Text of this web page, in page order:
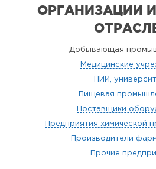
ОРГАНИЗАЦИИ
Добывающая
Медицинские
НИИ,
Пищевая
Поставщики
Предприятия химической
Производители
Прочие